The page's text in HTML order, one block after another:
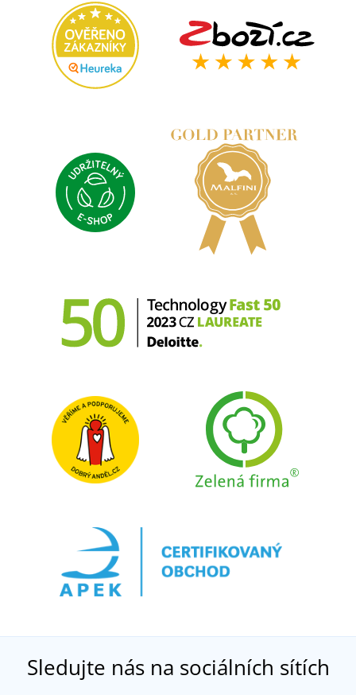
Sledujte nás na sociálních sítích